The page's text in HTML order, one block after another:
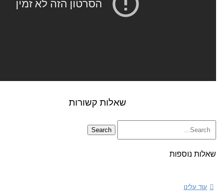
שאלות קשורות
שאלות נוספות
עוד עלינו